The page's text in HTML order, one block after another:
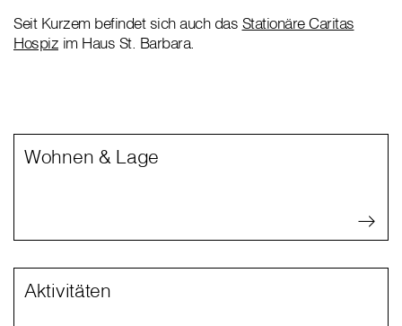
Seit Kurzem befindet sich auch das Stationäre Caritas
Hospiz im Haus St. Barbara.
Wohnen & Lage
Aktivitäten